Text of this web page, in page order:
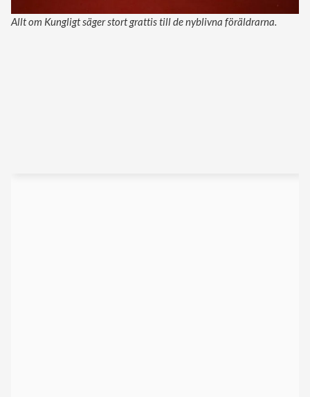
Allt om Kungligt säger stort grattis till de nyblivna föräldrarna.